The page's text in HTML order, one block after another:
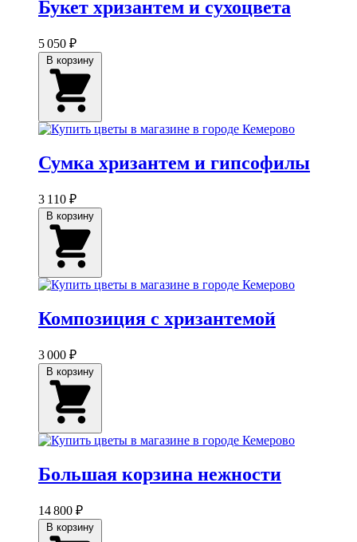
Букет хризантем и сухоцвета
5 050 ₽
Сумка хризантем и гипсофилы
3 110 ₽
Композиция с хризантемой
3 000 ₽
Большая корзина нежности
14 800 ₽